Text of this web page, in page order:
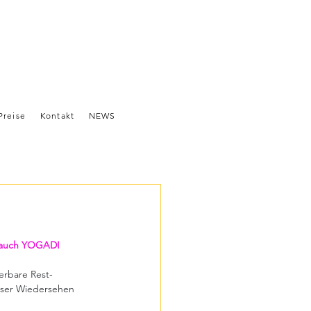
Kontakt NEWS
YOGADI
Rest-
Wiedersehen